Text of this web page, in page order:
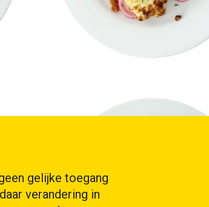
gelijke toegang
verandering in